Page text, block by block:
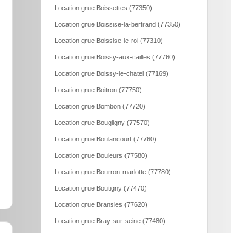
Location grue Boissettes (77350)
Location grue Boissise-la-bertrand (77350)
Location grue Boissise-le-roi (77310)
Location grue Boissy-aux-cailles (77760)
Location grue Boissy-le-chatel (77169)
Location grue Boitron (77750)
Location grue Bombon (77720)
Location grue Bougligny (77570)
Location grue Boulancourt (77760)
Location grue Bouleurs (77580)
Location grue Bourron-marlotte (77780)
Location grue Boutigny (77470)
Location grue Bransles (77620)
Location grue Bray-sur-seine (77480)